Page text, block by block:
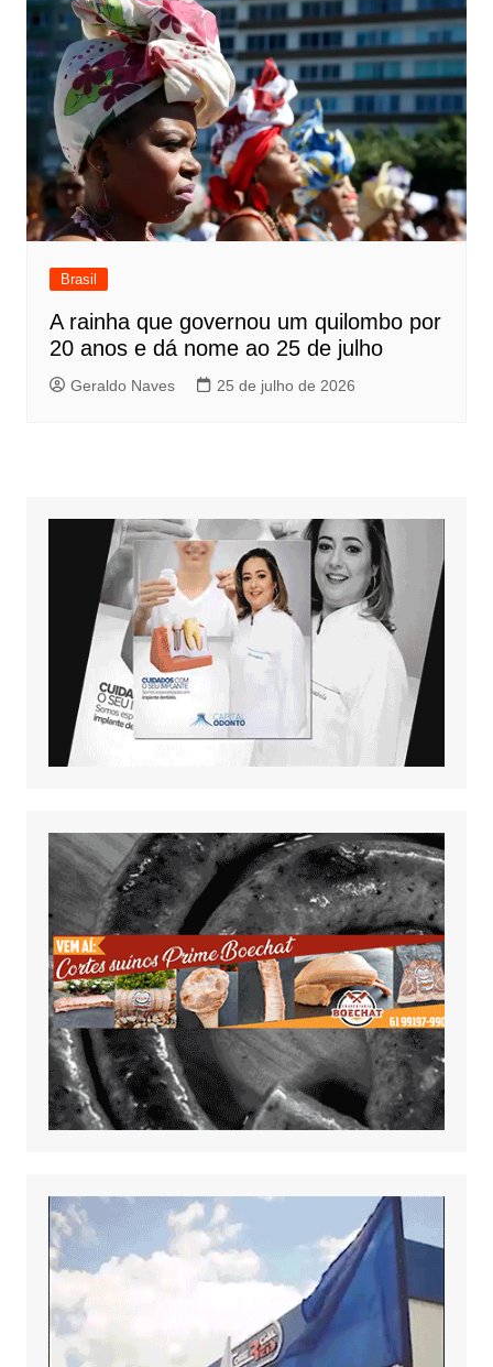
Brasil
A rainha que governou um quilombo por
20 anos e dá nome ao 25 de julho
Geraldo Naves 25 de julho de 2026